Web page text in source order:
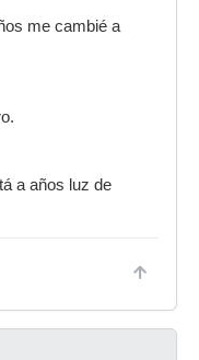
me cambié a
a años luz de